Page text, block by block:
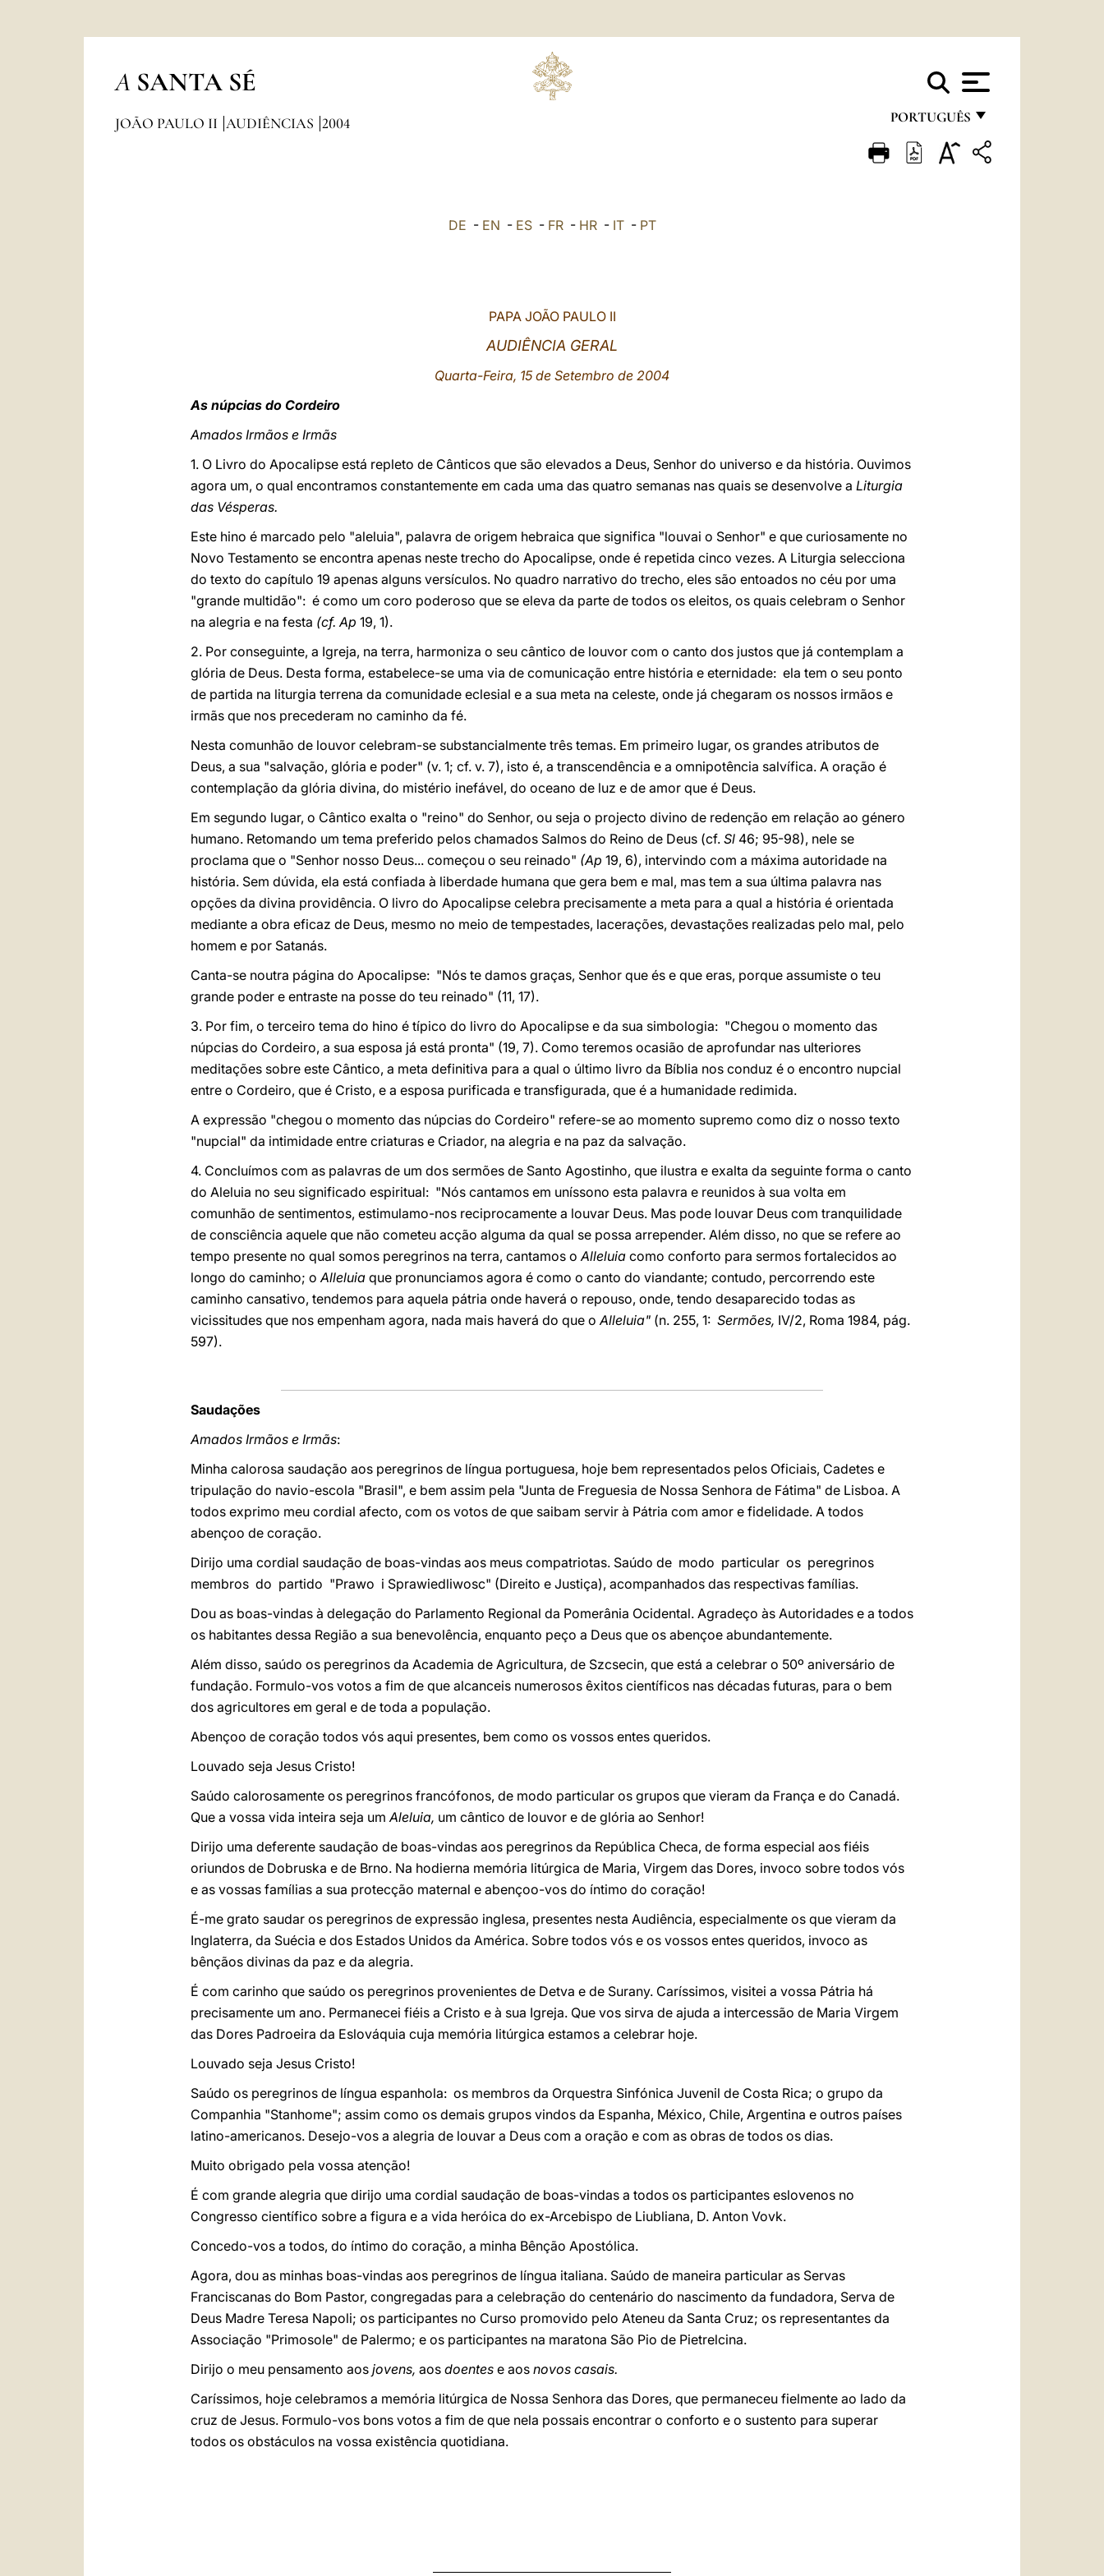
A SANTA SÉ
PORTUGUÊS
FRANÇAIS
JOÃO PAULO II AUDIÊNCIAS 2004
DE - EN - ES- FR- HR- IT- PT
PAPA JOÃO PAULO II
AUDIÊNCIA GERAL
Quarta-Feira, 15 de Setembro de 2004
As núpcias do Cordeiro
Amados Irmãos e Irmãs
1. O Livro do Apocalipse está repleto de Cânticos que são elevados a Deus, Senhor do universo e da história. Ouvimos
agora um, o qual encontramos constantemente em cada uma das quatro semanas nas quais se desenvolve a Liturgia
das Vésperas.
Este hino é marcado pelo "aleluia", palavra de origem hebraica que significa "louvai o Senhor" e que curiosamente no
Novo Testamento se encontra apenas neste trecho do Apocalipse, onde é repetida cinco vezes. A Liturgia selecciona
do texto do capítulo 19 apenas alguns versículos. No quadro narrativo do trecho, eles são entoados no céu por uma
"grande multidão": é como um coro poderoso que se eleva da parte de todos os eleitos, os quais celebram o Senhor
na alegria e na festa (cf. Ap 19, 1).
2. Por conseguinte, a Igreja, na terra, harmoniza o seu cântico de louvor com o canto dos justos que já contemplam a
glória de Deus. Desta forma, estabelece-se uma via de comunicação entre história e eternidade: ela tem o seu ponto
de partida na liturgia terrena da comunidade eclesial e a sua meta na celeste, onde já chegaram os nossos irmãos e
irmãs que nos precederam no caminho da fé.
Nesta comunhão de louvor celebram-se substancialmente três temas. Em primeiro lugar, os grandes atributos de
Deus, a sua "salvação, glória e poder" (v. 1; cf. v. 7), isto é, a transcendência e a omnipotência salvífica. A oração é
contemplação da glória divina, do mistério inefável, do oceano de luz e de amor que é Deus.
Em segundo lugar, o Cântico exalta o "reino" do Senhor, ou seja o projecto divino de redenção em relação ao género
humano. Retomando um tema preferido pelos chamados Salmos do Reino de Deus (cf. Sl 46; 95-98), nele se
proclama que o "Senhor nosso Deus... começou o seu reinado" (Ap 19, 6), intervindo com a máxima autoridade na
história. Sem dúvida, ela está confiada à liberdade humana que gera bem e mal, mas tem a sua última palavra nas
opções da divina providência. O livro do Apocalipse celebra precisamente a meta para a qual a história é orientada
mediante a obra eficaz de Deus, mesmo no meio de tempestades, lacerações, devastações realizadas pelo mal, pelo
homem e por Satanás.
Canta-se noutra página do Apocalipse: "Nós te damos graças, Senhor que és e que eras, porque assumiste o teu
grande poder e entraste na posse do teu reinado" (11, 17).
3. Por fim, o terceiro tema do hino é típico do livro do Apocalipse e da sua simbologia: "Chegou o momento das
núpcias do Cordeiro, a sua esposa já está pronta" (19, 7). Como teremos ocasião de aprofundar nas ulteriores
meditações sobre este Cântico, a meta definitiva para a qual o último livro da Bíblia nos conduz é o encontro nupcial
entre o Cordeiro, que é Cristo, e a esposa purificada e transfigurada, que é a humanidade redimida.
A expressão "chegou o momento das núpcias do Cordeiro" refere-se ao momento supremo como diz o nosso texto
"nupcial" da intimidade entre criaturas e Criador, na alegria e na paz da salvação.
4. Concluímos com as palavras de um dos sermões de Santo Agostinho, que ilustra e exalta da seguinte forma o canto
do Aleluia no seu significado espiritual: "Nós cantamos em uníssono esta palavra e reunidos à sua volta em
comunhão de sentimentos, estimulamo-nos reciprocamente a louvar Deus. Mas pode louvar Deus com tranquilidade
de consciência aquele que não cometeu acção alguma da qual se possa arrepender. Além disso, no que se refere ao
tempo presente no qual somos peregrinos na terra, cantamos oAlleluia como conforto para sermos fortalecidos ao
longo do caminho; oAlleluia que pronunciamos agora é como o canto do viandante; contudo, percorrendo este
caminho cansativo, tendemos para aquela pátria onde haverá o repouso, onde, tendo desaparecido todas as
vicissitudes que nos empenham agora, nada mais haverá do que oAlleluia" (n. 255, 1: Sermões, IV/2, Roma 1984, pág.
597).
Saudações
Amados Irmãos e Irmãs:
Minha calorosa saudação aos peregrinos de língua portuguesa, hoje bem representados pelos Oficiais, Cadetes e
tripulação do navio-escola "Brasil", e bem assim pela "Junta de Freguesia de Nossa Senhora de Fátima" de Lisboa. A
todos exprimo meu cordial afecto, com os votos de que saibam servir à Pátria com amor e fidelidade. A todos
abençoo de coração.
Dirijo uma cordial saudação de boas-vindas aos meus compatriotas. Saúdo de modo particular os peregrinos
membros do partido "Prawo i Sprawiedliwosc" (Direito e Justiça), acompanhados das respectivas famílias.
Dou as boas-vindas à delegação do Parlamento Regional da Pomerânia Ocidental. Agradeço às Autoridades e a todos
os habitantes dessa Região a sua benevolência, enquanto peço a Deus que os abençoe abundantemente.
Além disso, saúdo os peregrinos da Academia de Agricultura, de Szcsecin, que está a celebrar o 50º aniversário de
fundação. Formulo-vos votos a fim de que alcanceis numerosos êxitos científicos nas décadas futuras, para o bem
dos agricultores em geral e de toda a população.
Abençoo de coração todos vós aqui presentes, bem como os vossos entes queridos.
Louvado seja Jesus Cristo!
Saúdo calorosamente os peregrinos francófonos, de modo particular os grupos que vieram da França e do Canadá.
Que a vossa vida inteira seja umAleluia, um cântico de louvor e de glória ao Senhor!
Dirijo uma deferente saudação de boas-vindas aos peregrinos da República Checa, de forma especial aos fiéis
oriundos de Dobruska e de Brno. Na hodierna memória litúrgica de Maria, Virgem das Dores, invoco sobre todos vós
e as vossas famílias a sua protecção maternal e abençoo-vos do íntimo do coração!
É-me grato saudar os peregrinos de expressão inglesa, presentes nesta Audiência, especialmente os que vieram da
Inglaterra, da Suécia e dos Estados Unidos da América. Sobre todos vós e os vossos entes queridos, invoco as
bênçãos divinas da paz e da alegria.
É com carinho que saúdo os peregrinos provenientes de Detva e de Surany. Caríssimos, visitei a vossa Pátria há
precisamente um ano. Permanecei fiéis a Cristo e à sua Igreja. Que vos sirva de ajuda a intercessão de Maria Virgem
das Dores Padroeira da Eslováquia cuja memória litúrgica estamos a celebrar hoje.
Louvado seja Jesus Cristo!
Saúdo os peregrinos de língua espanhola: os membros da Orquestra Sinfónica Juvenil de Costa Rica; o grupo da
Companhia "Stanhome"; assim como os demais grupos vindos da Espanha, México, Chile, Argentina e outros países
latino-americanos. Desejo-vos a alegria de louvar a Deus com a oração e com as obras de todos os dias.
Muito obrigado pela vossa atenção!
É com grande alegria que dirijo uma cordial saudação de boas-vindas a todos os participantes eslovenos no
Congresso científico sobre a figura e a vida heróica do ex-Arcebispo de Liubliana, D. Anton Vovk.
Concedo-vos a todos, do íntimo do coração, a minha Bênção Apostólica.
Agora, dou as minhas boas-vindas aos peregrinos de língua italiana. Saúdo de maneira particular as Servas
Franciscanas do Bom Pastor, congregadas para a celebração do centenário do nascimento da fundadora, Serva de
Deus Madre Teresa Napoli; os participantes no Curso promovido pelo Ateneu da Santa Cruz; os representantes da
Associação "Primosole" de Palermo; e os participantes na maratona São Pio de Pietrelcina.
Dirijo o meu pensamento aos jovens, aos doentes e aos novos casais.
Caríssimos, hoje celebramos a memória litúrgica de Nossa Senhora das Dores, que permaneceu fielmente ao lado da
cruz de Jesus. Formulo-vos bons votos a fim de que nela possais encontrar o conforto e o sustento para superar
todos os obstáculos na vossa existência quotidiana.